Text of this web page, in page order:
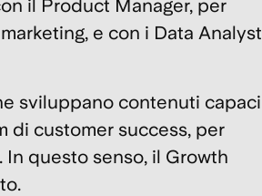
il Product Manager, per
marketing, e con i Data Analyst
sviluppano contenuti capaci
di customer success, per
In questo senso, il Growth